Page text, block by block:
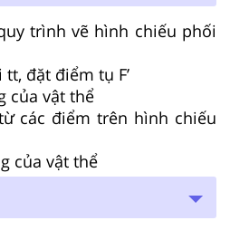
trình vẽ hình chiếu phối
đặt điểm tụ F’
của vật thể
các điểm trên hình chiếu
của vật thể